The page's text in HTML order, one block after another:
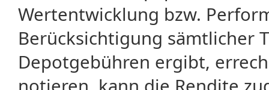
Wertentwicklung bzw.
Berücksichtigung sämtlicher
Depotgebühren ergibt,